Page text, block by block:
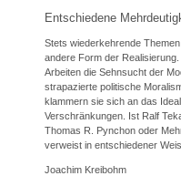
Entschiedene
Stets wiederkehrende
andere Form der
Arbeiten die Sehnsucht der
strapazierte politische
klammern sie sich an das
Verschränkungen. Ist Ralf
Thomas R. Pynchon oder
verweist in entschiedener
Joachim Kreibohm